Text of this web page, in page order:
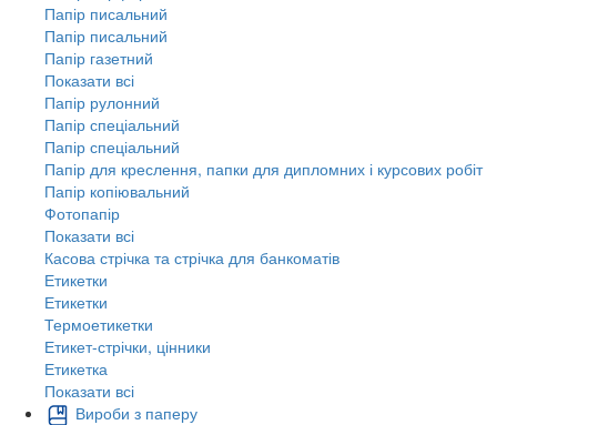
Папір писальний
Папір писальний
Папір газетний
Показати всі
Папір рулонний
Папір спеціальний
Папір спеціальний
Папір для креслення, папки для дипломних і курсових робіт
Папір копіювальний
Фотопапір
Показати всі
Касова стрічка та стрічка для банкоматів
Етикетки
Етикетки
Термоетикетки
Етикет-стрічки, цінники
Етикетка
Показати всі
Вироби з паперу